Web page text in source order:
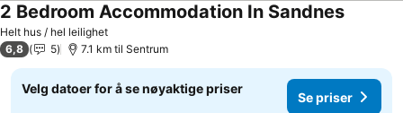
Helt hus / hel leilighet
2 Bedroom Accommodation In Sandnes
6,8 5 7.1 km til Sentrum
Velg datoer for å se nøyaktige priser
Se priser